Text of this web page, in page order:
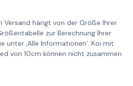
Versand hängt von der Größe Ihrer
zur Berechnung Ihrer
unter ‚Alle Informationen‘. Koi mit
von 10cm können nicht zusammen